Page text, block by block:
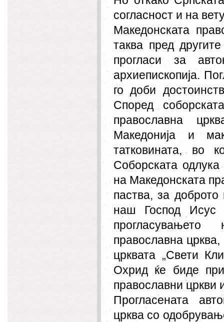
согласност и на
Македонската
таква пред
прогласи за
архиепископија.
го доби
Според
православна
Македонија и
татковината, во
Соборската одлука
на Македонската
паства, за
наш Господ Исус
православна црква,
црквата „Свети
Охрид ќе биде
православни цркви
Прогласената
црква со